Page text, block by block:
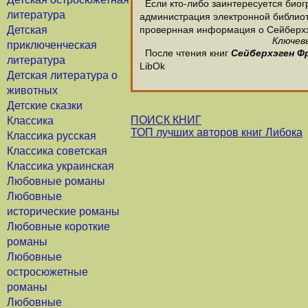
литература
Детская
приключенческая
литература
Детская литература о
животных
Детские сказки
Классика
Классика русская
Классика советская
Классика украинская
Любовные романы
Любовные
исторические романы
Любовные короткие
романы
Любовные
остросюжетные
романы
Любовные
Если кто-либо заинтересуется
администрация электронной
провернная информация о
После чтения книг Сейберхэген
LibOk
ПОИСК КНИГ
ТОП лучших авторов книг Либока